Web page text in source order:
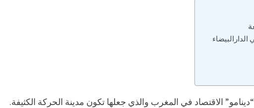
“دينامو” الاقتصاد في المغرب والذي جعلها تكون مدينة الحركة الكثيفة.